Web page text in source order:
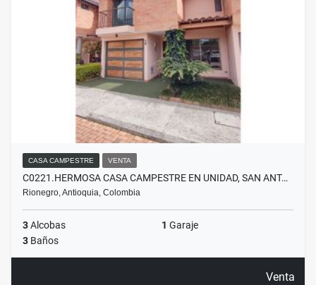
CASA CAMPESTRE VENTA
C0221.HERMOSA CASA CAMPESTRE EN UNIDAD, SAN ANT…
Rionegro, Antioquia, Colombia
3Alcobas 1 Garaje
3 Baños
Venta